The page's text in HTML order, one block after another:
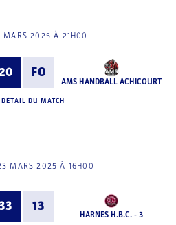
MARS 2025 À 21H00
FO
AMS HANDBALL ACHICOURT
DU MATCH
MARS 2025 À 16H00
13
HARNES H.B.C. - 3